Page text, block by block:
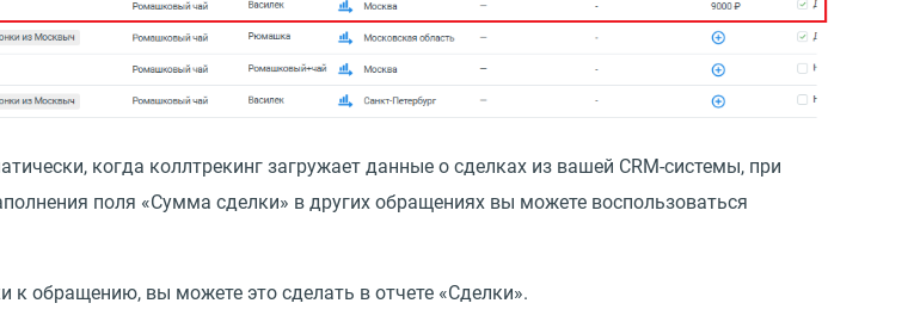
когда коллтрекинг загружает данные о сделках из вашей CRM-системы, при
поля «Сумма сделки» в других обращениях вы можете воспользоваться
к обращению, вы можете это сделать в отчете «Сделки».